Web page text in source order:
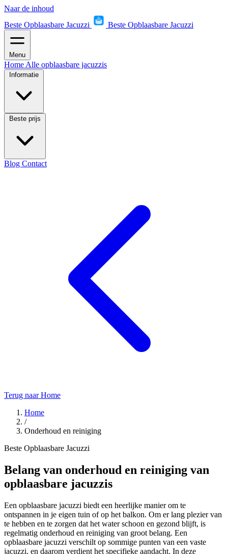
Naar de inhoud
Beste Opblaasbare Jacuzzi
Beste Opblaasbare Jacuzzi
Menu
Home Alle opblaasbare jacuzzis
Informatie
Beste prijs
Blog Contact
Terug naar Home
Home
/
Onderhoud en reiniging
Beste Opblaasbare Jacuzzi
Belang van onderhoud en reiniging van
opblaasbare jacuzzis
Een opblaasbare jacuzzi biedt een heerlijke manier om te
ontspannen in je eigen tuin of op het balkon. Om er lang plezier van
te hebben en te zorgen dat het water schoon en gezond blijft, is
regelmatig onderhoud en reiniging van groot belang. Een
opblaasbare jacuzzi verschilt op sommige punten van een vaste
jacuzzi, en daarom verdient het specifieke aandacht. In deze